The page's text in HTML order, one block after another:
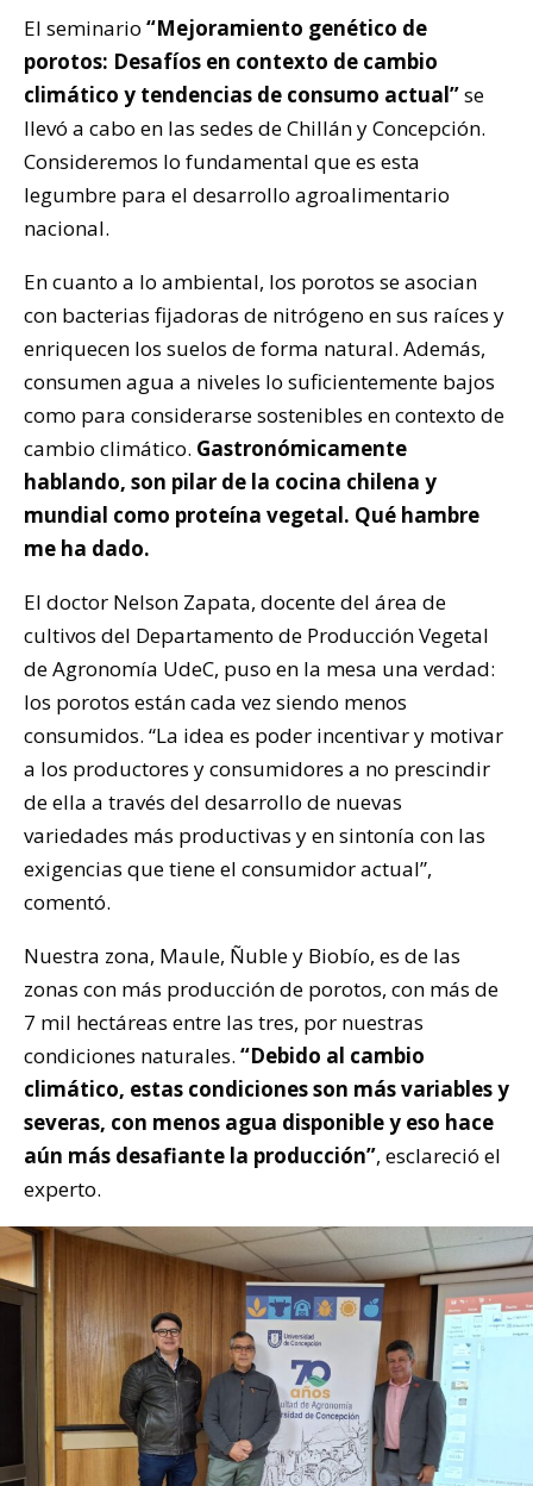
El seminario “Mejoramiento genético de
porotos: Desafíos en contexto de cambio
climático y tendencias de consumo actual”se
llevó a cabo en las sedes de Chillán y Concepción.
Consideremos lo fundamental que es esta
legumbre para el desarrollo agroalimentario
nacional.
En cuanto a lo ambiental, los porotos se asocian
con bacterias fijadoras de nitrógeno en sus raíces y
enriquecen los suelos de forma natural. Además,
consumen agua a niveles lo suficientemente bajos
como para considerarse sostenibles en contexto de
cambio climático. Gastronómicamente
hablando, son pilar de la cocina chilena y
mundial como proteína vegetal. Qué hambre
me ha dado.
El doctor Nelson Zapata, docente del área de
cultivos del Departamento de Producción Vegetal
de Agronomía UdeC, puso en la mesa una verdad:
los porotos están cada vez siendo menos
consumidos. “La idea es poder incentivar y motivar
a los productores y consumidores a no prescindir
de ella a través del desarrollo de nuevas
variedades más productivas y en sintonía con las
exigencias que tiene el consumidor actual”,
comentó.
Nuestra zona, Maule, Ñuble y Biobío, es de las
zonas con más producción de porotos, con más de
7 mil hectáreas entre las tres, por nuestras
condiciones naturales. “Debido al cambio
climático, estas condiciones son más variables y
severas, con menos agua disponible y eso hace
aún más desafiante la producción”, esclareció el
experto.